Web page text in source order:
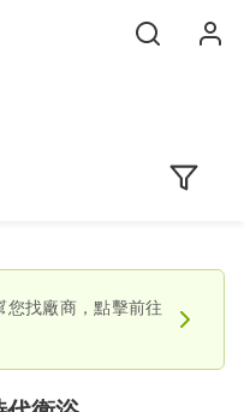
您找廠商，點擊前往